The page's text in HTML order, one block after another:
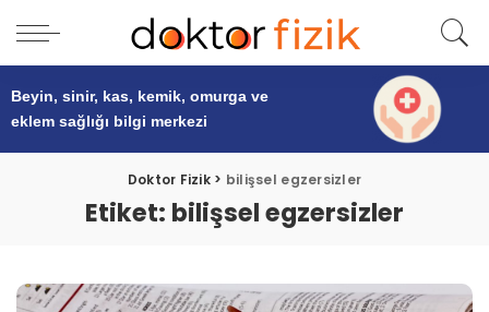
Beyin, sinir, kas, kemik, omurga ve
eklem sağlığı bilgi merkezi
Doktor Fizik > bilişsel egzersizler
Etiket: bilişsel egzersizler